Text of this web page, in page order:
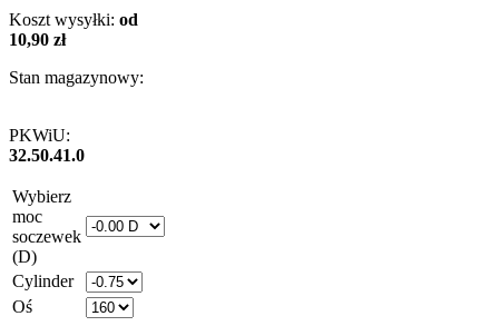
Koszt wysyłki: od
10,90 zł
Stan magazynowy:
PKWiU:
32.50.41.0
Wybierz
moc
soczewek
(D)
Cylinder
Oś